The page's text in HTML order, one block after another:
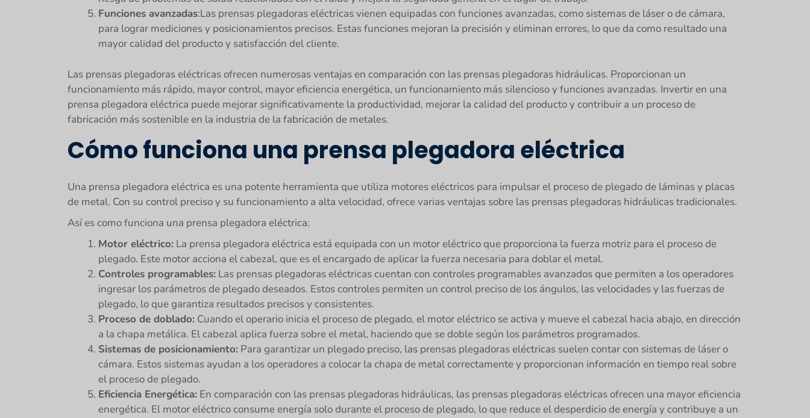
Funciones avanzadas:Las prensas plegadoras eléctricas vienen equipadas con funciones avanzadas, como sistemas de láser o de cámara,
para lograr mediciones y posicionamientos precisos. Estas funciones mejoran la precisión y eliminan errores, lo que da como resultado una
mayor calidad del producto y satisfacción del cliente.
Las prensas plegadoras eléctricas ofrecen numerosas ventajas en comparación con las prensas plegadoras hidráulicas. Proporcionan un
funcionamiento más rápido, mayor control, mayor eficiencia energética, un funcionamiento más silencioso y funciones avanzadas. Invertir en una
prensa plegadora eléctrica puede mejorar significativamente la productividad, mejorar la calidad del producto y contribuir a un proceso de
fabricación más sostenible en la industria de la fabricación de metales.
Cómo funciona una prensa plegadora eléctrica
Una prensa plegadora eléctrica es una potente herramienta que utiliza motores eléctricos para impulsar el proceso de plegado de láminas y placas
de metal. Con su control preciso y su funcionamiento a alta velocidad, ofrece varias ventajas sobre las prensas plegadoras hidráulicas tradicionales.
Así es como funciona una prensa plegadora eléctrica:
Motor eléctrico: La prensa plegadora eléctrica está equipada con un motor eléctrico que proporciona la fuerza motriz para el proceso de
plegado. Este motor acciona el cabezal, que es el encargado de aplicar la fuerza necesaria para doblar el metal.
Controles programables: Las prensas plegadoras eléctricas cuentan con controles programables avanzados que permiten a los operadores
ingresar los parámetros de plegado deseados. Estos controles permiten un control preciso de los ángulos, las velocidades y las fuerzas de
plegado, lo que garantiza resultados precisos y consistentes.
Proceso de doblado: Cuando el operario inicia el proceso de plegado, el motor eléctrico se activa y mueve el cabezal hacia abajo, en dirección
a la chapa metálica. El cabezal aplica fuerza sobre el metal, haciendo que se doble según los parámetros programados.
Sistemas de posicionamiento: Para garantizar un plegado preciso, las prensas plegadoras eléctricas suelen contar con sistemas de láser o
cámara. Estos sistemas ayudan a los operadores a colocar la chapa de metal correctamente y proporcionan información en tiempo real sobre
el proceso de plegado.
Eficiencia Energética: En comparación con las prensas plegadoras hidráulicas, las prensas plegadoras eléctricas ofrecen una mayor eficiencia
energética. El motor eléctrico consume energía solo durante el proceso de plegado, lo que reduce el desperdicio de energía y contribuye a un